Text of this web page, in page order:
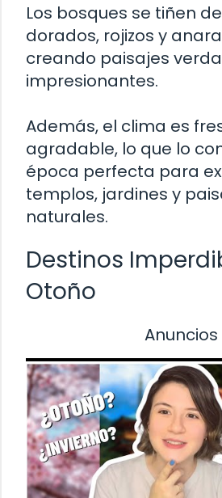
Los bosques se tiñen
dorados, rojizos y
creando paisajes
impresionantes.
Además, el clima es
agradable, lo que lo
época perfecta para
templos, jardines y
naturales.
Destinos
Otoño
Anuncios